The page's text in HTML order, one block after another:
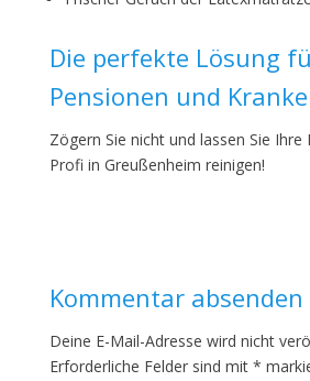
Die perfekte Lösung
Pensionen und
Zögern Sie nicht und lassen Sie
Profi in Greußenheim reinigen!
Kommentar absenden
Deine E-Mail-Adresse wird nicht
Erforderliche Felder sind mit *